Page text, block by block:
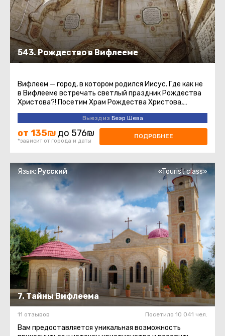
543. Рождество в Вифлееме
Вифлеем — город, в котором родился Иисус. Где как не
в Вифлееме встречать светлый праздник Рождества
Христова?! Посетим Храм Рождества Христова,
который является ...
Выезд из Беэр Шева
от 135₪ до 576₪
*зависит от города и даты
ПОДРОБНЕЕ
7. Тайны Вифлеема
Язык: Русский «Tourist class»
11 отзывов Посетило 10 041 чел.
Вам предоставляется уникальная возможность